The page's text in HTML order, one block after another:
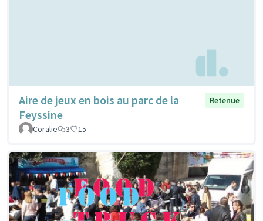
Aire de jeux en bois au parc de la
Feyssine
Retenue
Coralie 3 15